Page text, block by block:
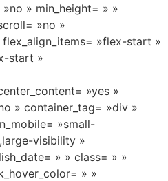
» min_height= » »
»no »
»flex-start »
start »
»yes »
» container_tag= »div »
»small-
visibility »
» » class= » »
» »